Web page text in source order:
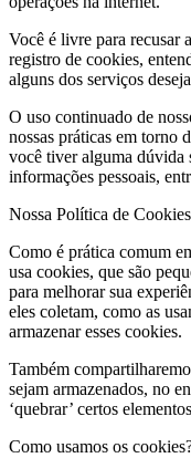
Você é livre para recusar
registro de cookies,
alguns dos serviços
O uso continuado de
nossas práticas em torno
você tiver alguma dúvida
informações pessoais,
Nossa Política de
Como é prática comum
usa cookies, que são
para melhorar sua
eles coletam, como as
armazenar esses cookies.
Também
sejam armazenados, no
‘quebrar’ certos
Como usamos os